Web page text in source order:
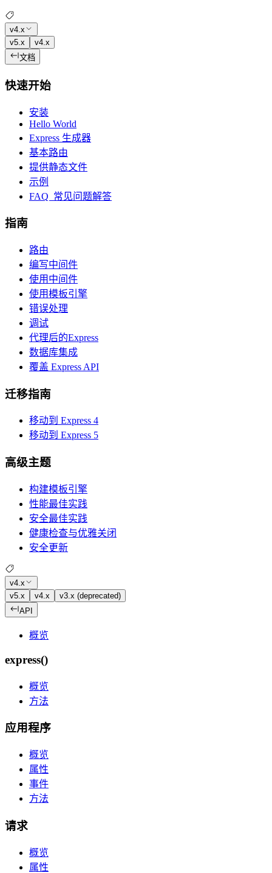
v4.x
v5.x
v4.x
文档
快速开始
安装
Hello World
Express 生成器
基本路由
提供静态文件
示例
FAQ 常见问题解答
指南
路由
编写中间件
使用中间件
使用模板引擎
错误处理
调试
代理后的Express
数据库集成
覆盖 Express API
迁移指南
移动到 Express 4
移动到 Express 5
高级主题
构建模板引擎
性能最佳实践
安全最佳实践
健康检查与优雅关闭
安全更新
v4.x
v5.x
v4.x
v3.x (deprecated)
API
概览
express()
概览
方法
应用程序
概览
属性
事件
方法
请求
概览
属性